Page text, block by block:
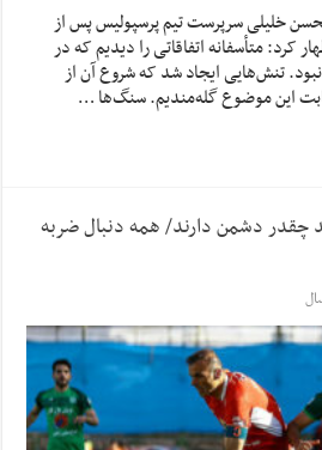
خلیلی سرپرست تیم پرسپولیس پس از
کرد: متأسفانه اتفاقاتی را دیدیم که در
نبود. تنش‌هایی ایجاد شد که شروع آن از
بابت این موضوع گله‌مندیم. سنگ‌ها …
چقدر دشمن دارند/ همه دنبال ضربه